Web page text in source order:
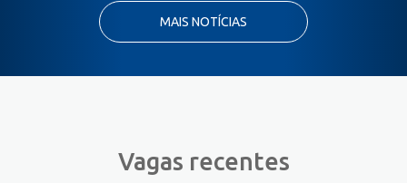
MAIS NOTÍCIAS
Vagas recentes